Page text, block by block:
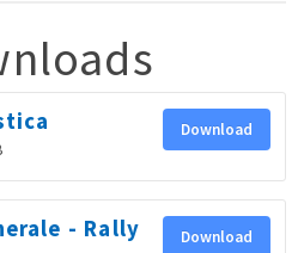
Download
- Rally
Download